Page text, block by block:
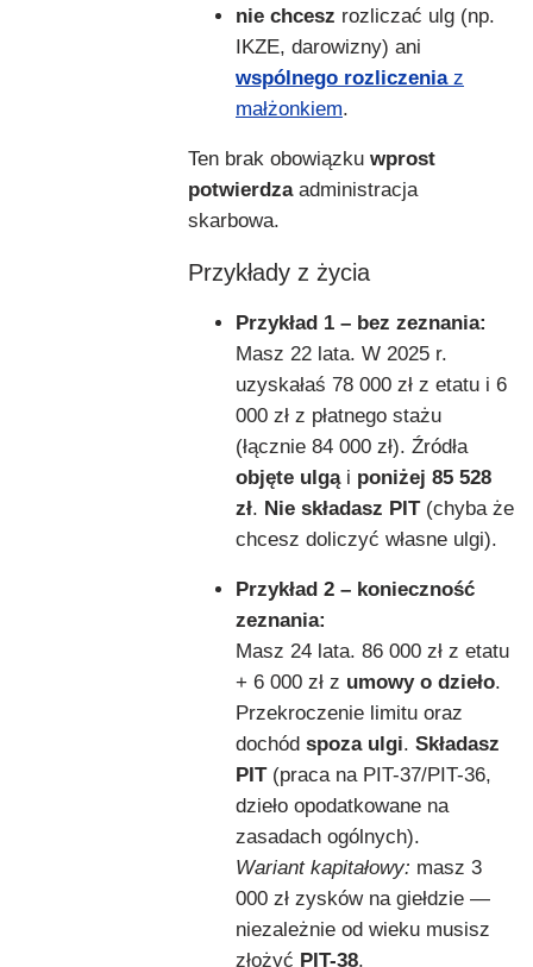
nie chcesz rozliczać ulg (np.
IKZE, darowizny) ani
wspólnego rozliczeniaz
małżonkiem.
Ten brak obowiązku wprost
potwierdzaadministracja
skarbowa.
Przykłady z życia
Przykład 1 – bez zeznania:
Masz 22 lata. W 2025 r.
uzyskałaś 78 000 zł z etatu i 6
000 zł z płatnego stażu
(łącznie 84 000 zł). Źródła
objęte ulgąi poniżej 85 528
zł. Nie składasz PIT(chyba że
chcesz doliczyć własne ulgi).
Przykład 2 – konieczność
zeznania:
Masz 24 lata. 86 000 zł z etatu
+ 6 000 zł z umowy o dzieło.
Przekroczenie limitu oraz
dochód spoza ulgi. Składasz
PIT(praca na PIT-37/PIT-36,
dzieło opodatkowane na
zasadach ogólnych).
Wariant kapitałowy: masz 3
000 zł zysków na giełdzie —
niezależnie od wieku musisz
złożyć PIT-38.